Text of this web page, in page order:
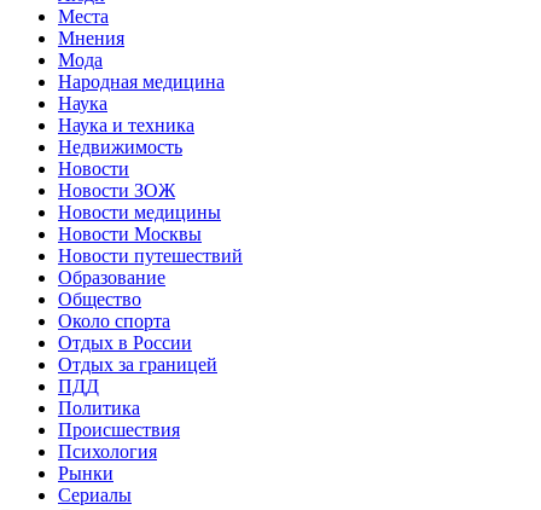
Места
Мнения
Мода
Народная медицина
Наука
Наука и техника
Недвижимость
Новости
Новости ЗОЖ
Новости медицины
Новости Москвы
Новости путешествий
Образование
Общество
Около спорта
Отдых в России
Отдых за границей
ПДД
Политика
Происшествия
Психология
Рынки
Сериалы